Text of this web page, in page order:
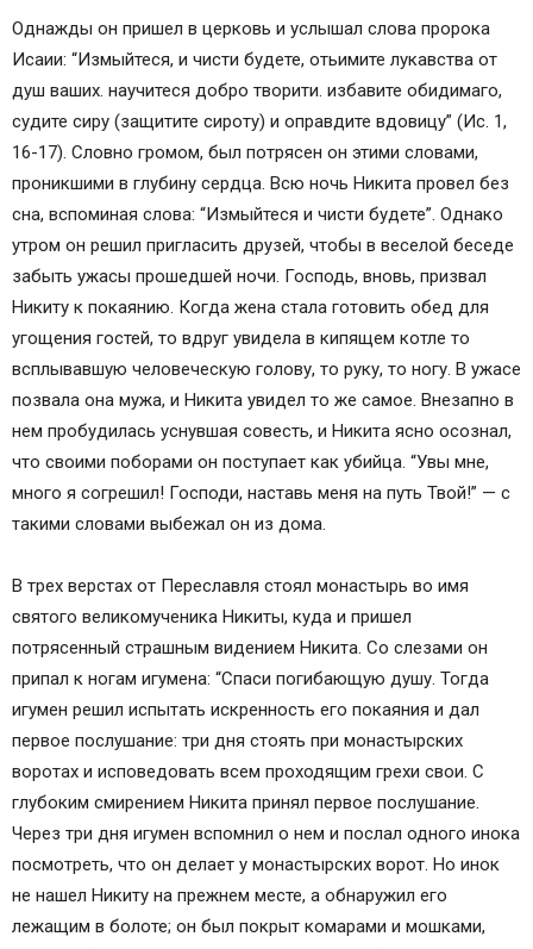
Однажды он пришел в церковь и услышал слова пророка
Исаии: “Измыйтеся, и чисти будете, отьимите лукавства от
душ ваших. научитеся добро творити. избавите обидимаго,
судите сиру (защитите сироту) и оправдите вдовицу” (Ис. 1,
16-17). Словно громом, был потрясен он этими словами,
проникшими в глубину сердца. Всю ночь Никита провел без
сна, вспоминая слова: “Измыйтеся и чисти будете”. Однако
утром он решил пригласить друзей, чтобы в веселой беседе
забыть ужасы прошедшей ночи. Господь, вновь, призвал
Никиту к покаянию. Когда жена стала готовить обед для
угощения гостей, то вдруг увидела в кипящем котле то
всплывавшую человеческую голову, то руку, то ногу. В ужасе
позвала она мужа, и Никита увидел то же самое. Внезапно в
нем пробудилась уснувшая совесть, и Никита ясно осознал,
что своими поборами он поступает как убийца. “Увы мне,
много я согрешил! Господи, наставь меня на путь Твой!” — с
такими словами выбежал он из дома.
В трех верстах от Переславля стоял монастырь во имя
святого великомученика Никиты, куда и пришел
потрясенный страшным видением Никита. Со слезами он
припал к ногам игумена: “Спаси погибающую душу. Тогда
игумен решил испытать искренность его покаяния и дал
первое послушание: три дня стоять при монастырских
воротах и исповедовать всем проходящим грехи свои. С
глубоким смирением Никита принял первое послушание.
Через три дня игумен вспомнил о нем и послал одного инока
посмотреть, что он делает у монастырских ворот. Но инок
не нашел Никиту на прежнем месте, а обнаружил его
лежащим в болоте; он был покрыт комарами и мошками,